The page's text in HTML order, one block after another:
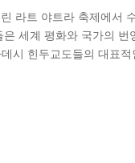
라트 야트라 축제에서
세계 평화와 국가의
시 힌두교도들의 대표